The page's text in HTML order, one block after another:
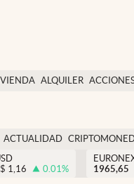
ALQUILER
USA
ACTUALIDAD
$ 1,16 0.01%
1965,65